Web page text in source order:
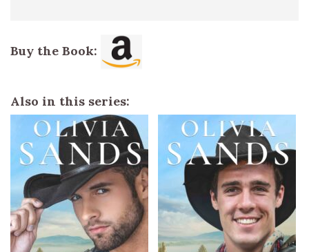
Buy the Book:
Also in this series: